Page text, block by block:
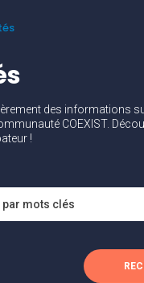
des informations
COEXIST.
!